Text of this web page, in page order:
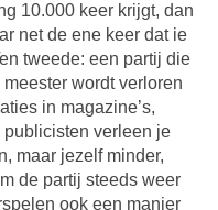
10.000 keer krijgt, dan
net de ene keer dat ie
tweede: een partij die
wordt verloren
in magazine’s,
verleen je
maar jezelf minder,
de partij steeds weer
ook een manier